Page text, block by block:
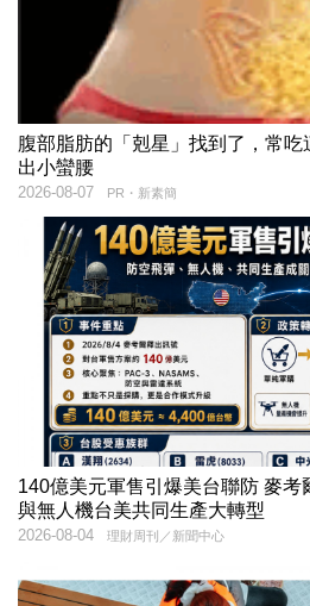
腹部脂肪的「剋星」找到了，常
出小蠻腰
PR・新素簡
2026-08-07
140億美元軍售引爆美台聯防 麥
與無人機台美共同生產大轉型
理財周刊／新聞中心
2026-08-04